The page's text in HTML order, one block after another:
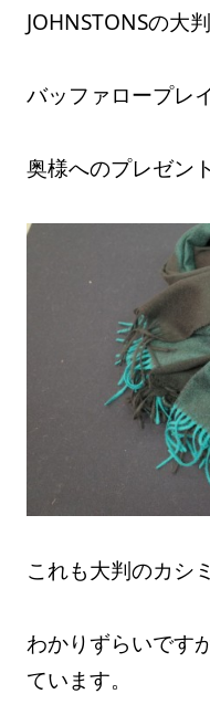
JOHNSTONSの大
バッファロープレ
奥様へのプレゼン
これも大判のカシ
わかりずらいです
ています。